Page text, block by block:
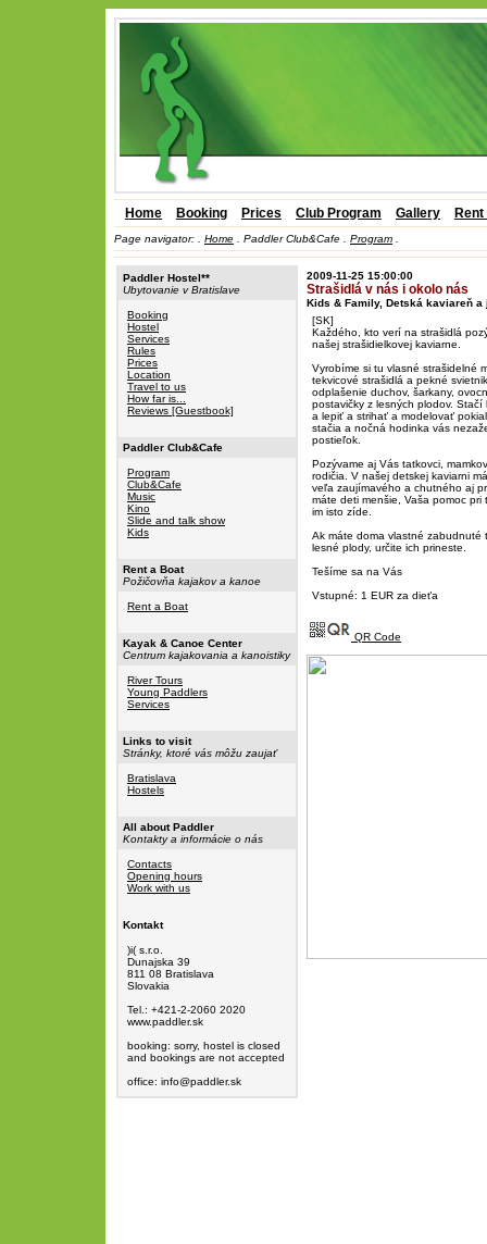
Home Booking Prices Club Program Gallery
Page navigator: Home Paddler Club&Cafe . Program
Paddler Hostel**
Ubytovanie v Bratislave
Booking
Hostel
Services
Rules
Prices
Location
Travel to us
How far is...
Reviews [Guestbook]
Paddler Club&Cafe
Program
Club&Cafe
Music
Kino
Slide and talk show
Kids
Rent a Boat
Požičovňa kajakov a kanoe
Rent a Boat
Kayak & Canoe Center
Centrum kajakovania a kanoistiky
River Tours
Young Paddlers
Services
Links to visit
Stránky, ktoré vás môžu zaujať
Bratislava
Hostels
All about Paddler
Kontakty a informácie o nás
Contacts
Opening hours
Work with us
Kontakt
)i( s.r.o.
Dunajska 39
811 08 Bratislava
Slovakia
Tel.: +421-2-2060 2020
www.paddler.sk
booking: sorry, hostel is closed
and bookings are not accepted
office: info@paddler.sk
2009-11-25 15:00:00
Strašidlá v nás i okolo nás
Kids & Family, Detská kaviareň
[SK]
Každého, kto verí na strašidlá
našej strašidielkovej kaviarne.
Vyrobíme si tu vlasné strašidelné
tekvicové strašidlá a pekné
odplašenie duchov, šarkany,
postavičky z lesných plodov. Stačí
a lepiť a strihať a modelovať
stačia a nočná hodinka vás
postieľok.
Pozývame aj Vás tatkovci,
rodičia. V našej detskej kaviarni
veľa zaujímavého a chutného aj
máte deti menšie, Vaša pomoc pri
im isto zíde.
Ak máte doma vlastné zabudnuté
lesné plody, určite ich prineste.
Tešíme sa na Vás
Vstupné: 1 EUR za dieťa
QR Code